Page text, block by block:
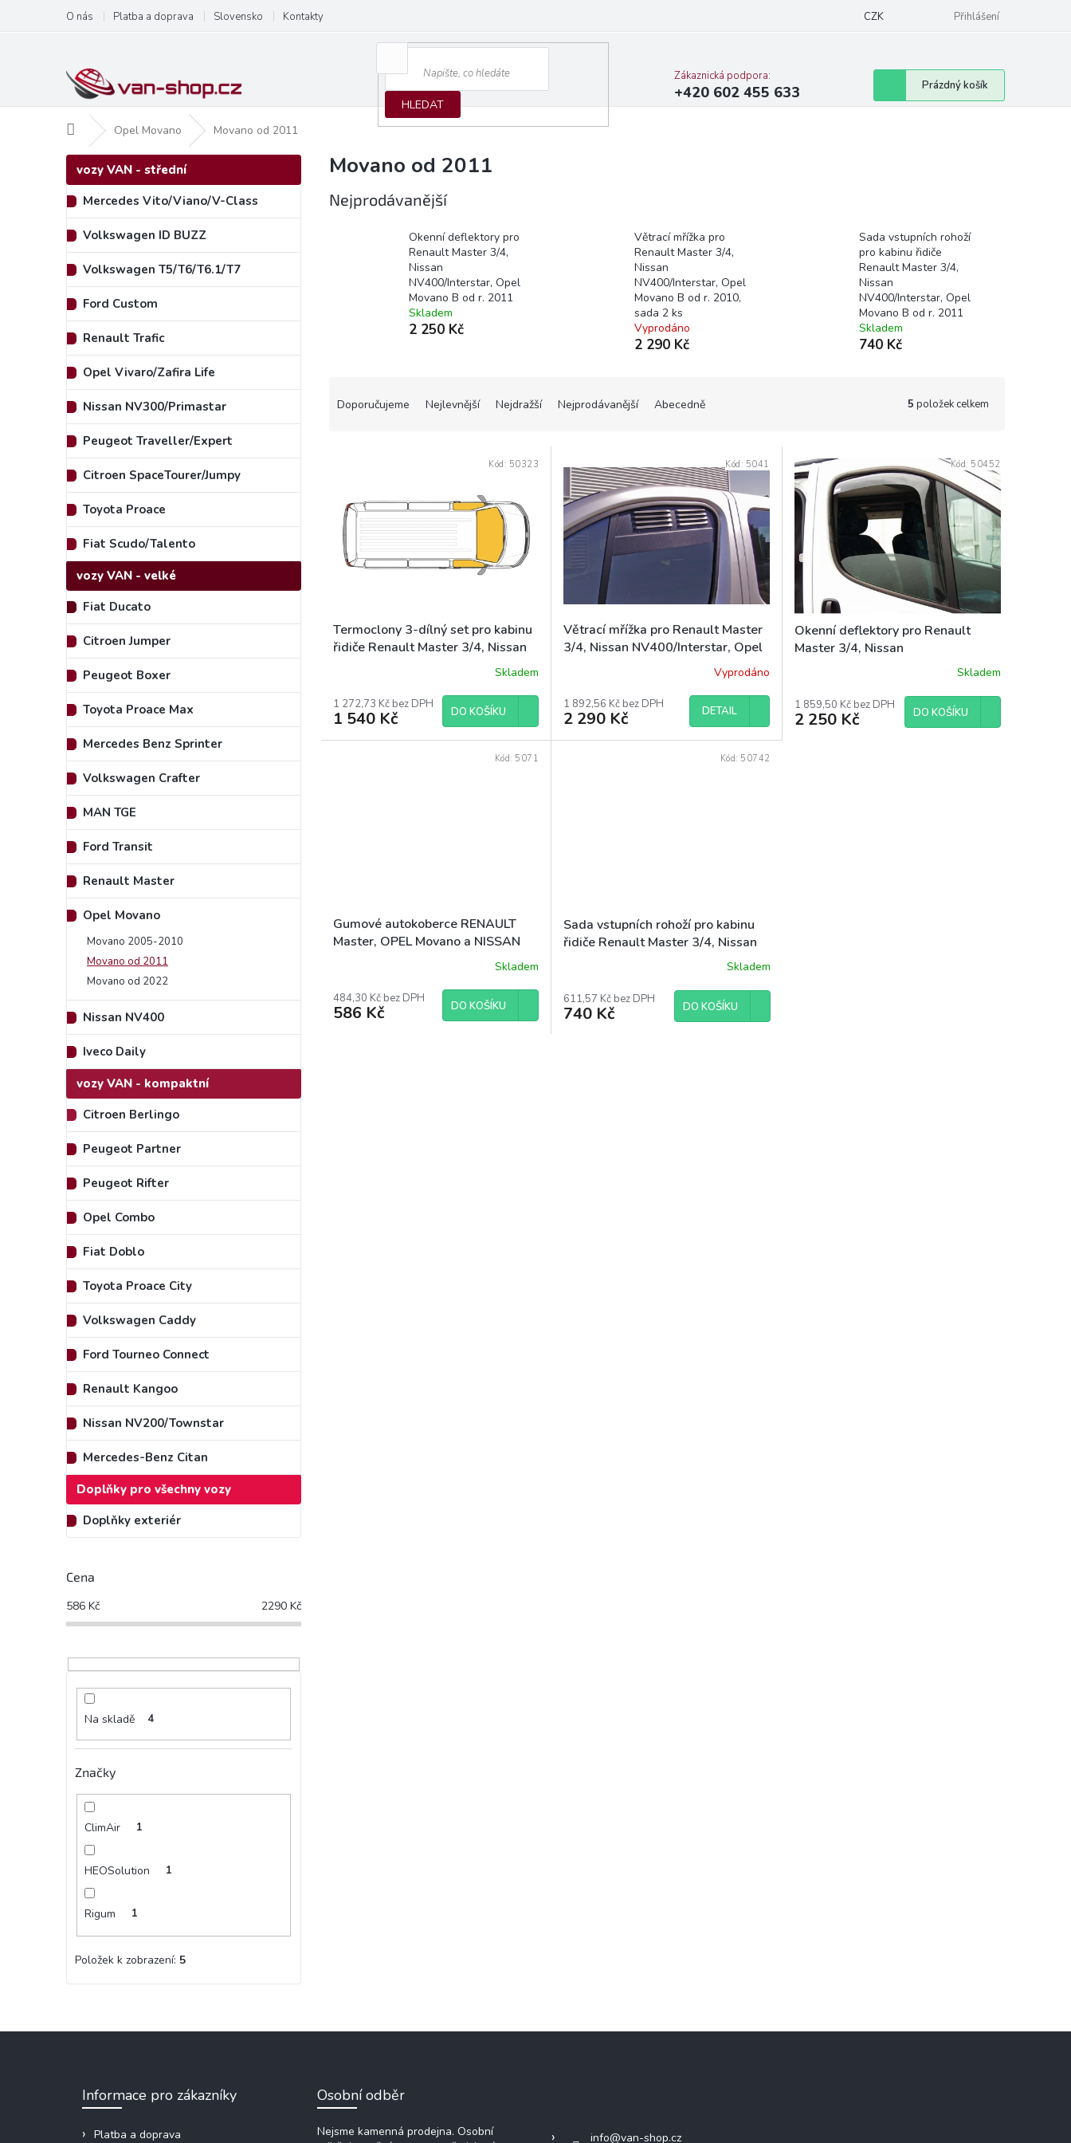
obsah
O nás Platba a doprava Slovensko Kontakty CZK Přihlášení
HLEDAT
Zákaznická podpora:
+420 602 455 633
Nákupní
košík
Prázdný košík
Domů Opel Movano Movano od 2011
P
o
s
t
r
a
n
n
í
p
a
n
e
l
Přeskočit
kategorie
vozy VAN - střední
Mercedes Vito/Viano/V-Class
Volkswagen ID BUZZ
Volkswagen T5/T6/T6.1/T7
Ford Custom
Renault Trafic
Opel Vivaro/Zafira Life
Nissan NV300/Primastar
Peugeot Traveller/Expert
Citroen SpaceTourer/Jumpy
Toyota Proace
Fiat Scudo/Talento
vozy VAN - velké
Fiat Ducato
Citroen Jumper
Peugeot Boxer
Toyota Proace Max
Mercedes Benz Sprinter
Volkswagen Crafter
MAN TGE
Ford Transit
Renault Master
Opel Movano
Movano 2005-2010
Movano od 2011
Movano od 2022
Nissan NV400
Iveco Daily
vozy VAN - kompaktní
Citroen Berlingo
Peugeot Partner
Peugeot Rifter
Opel Combo
Fiat Doblo
Toyota Proace City
Volkswagen Caddy
Ford Tourneo Connect
Renault Kangoo
Nissan NV200/Townstar
Mercedes-Benz Citan
Doplňky pro všechny vozy
Doplňky exteriér
Cena
586 Kč 2290 Kč
Na skladě 4
Značky
ClimAir 1
HEOSolution 1
Rigum 1
Položek k zobrazení: 5
Movano od 2011
Nejprodávanější
Okenní deflektory pro
Renault Master 3/4,
Nissan
NV400/Interstar, Opel
Movano B od r. 2011
Skladem
2 250 Kč
Větrací mřížka pro
Renault Master 3/4,
Nissan
NV400/Interstar, Opel
Movano B od r. 2010,
sada 2 ks
Vyprodáno
2 290 Kč
Sada vstupních rohoží
pro kabinu řidiče
Renault Master 3/4,
Nissan
NV400/Interstar, Opel
Movano B od r. 2011
Skladem
740 Kč
Doporučujeme Nejlevnější Nejdražší Nejprodávanější Abecedně 5 položek celkem
k
t
Termoclony 3-dílný set pro kabinu
řidiče Renault Master 3/4, Nissan
NV400/Interstar, Opel Movano B
Skladem
1 272,73 Kč bez DPH
1 540 Kč DO KOŠÍKU
Kód: 50323
Větrací mřížka pro Renault Master
3/4, Nissan NV400/Interstar, Opel
Movano B od r. 2010, sada 2 ksVyprodáno
1 892,56 Kč bez DPH
2 290 Kč DETAIL
Kód: 5041
Okenní deflektory pro Renault
Master 3/4, Nissan
NV400/Interstar, Opel Movano B
Skladem
1 859,50 Kč bez DPH
2 250 Kč DO KOŠÍKU
Kód: 50452
Gumové autokoberce RENAULT
Master, OPEL Movano a NISSAN
Skladem
484,30 Kč bez DPH
586 Kč DO KOŠÍKU
Kód: 5071
Sada vstupních rohoží pro kabinu
řidiče Renault Master 3/4, Nissan
NV400/Interstar, Opel Movano B
Skladem
611,57 Kč bez DPH
740 Kč DO KOŠÍKU
Kód: 50742
Informace pro zákazníky
Platba a doprava
Osobní odběr
Nejsme kamenná prodejna. Osobní
info@van-shop.cz